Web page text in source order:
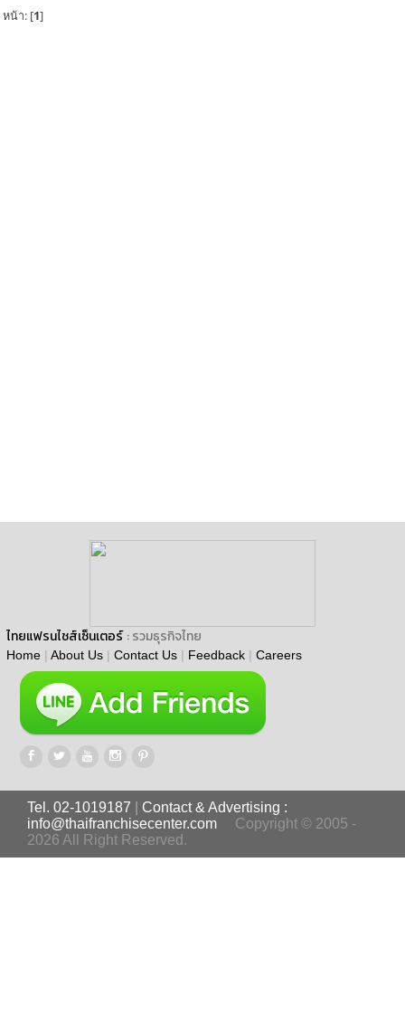
หน้า: [1]
ไทยแฟรนไชส์เซ็นเตอร์ : รวมธุรกิจไทย
Home | About Us | Contact Us | Feedback | Careers
Tel. 02-1019187
Contact & Advertising :
info@thaifranchisecenter.com
Copyright © 2005 -
2026 All Right Reserved.